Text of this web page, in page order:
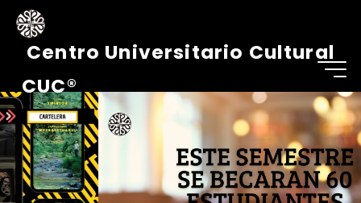
Centro Universitario Cultural
CUC®